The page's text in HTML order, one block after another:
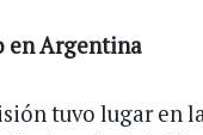
en Argentina
tuvo lugar en